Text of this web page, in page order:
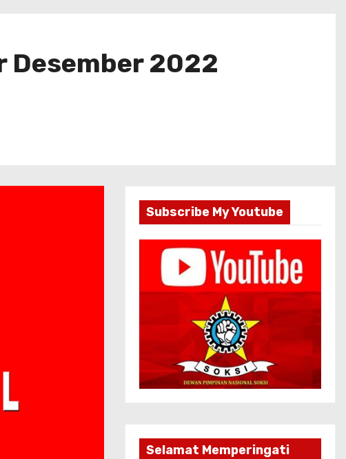
Desember 2022
Subscribe My Youtube
Selamat Memperingati